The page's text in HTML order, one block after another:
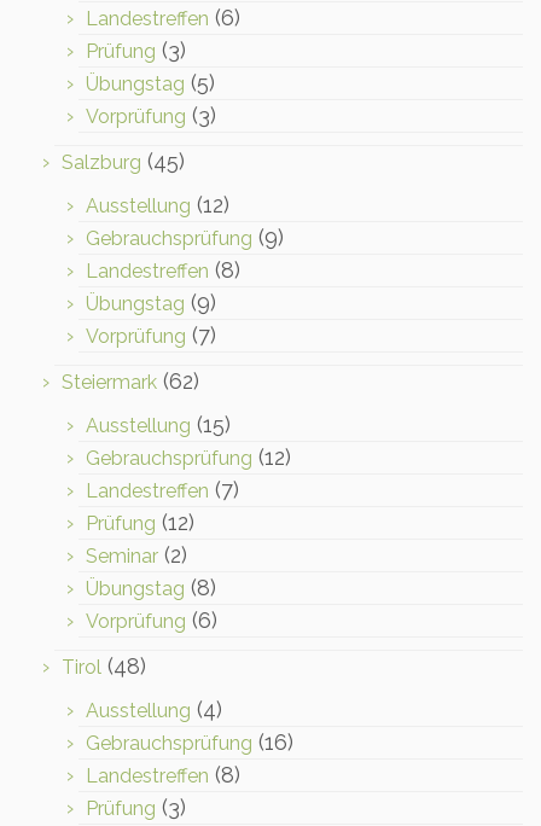
Landestreffen (6)
Prüfung (3)
Übungstag (5)
Vorprüfung (3)
Salzburg (45)
Ausstellung (12)
Gebrauchsprüfung (9)
Landestreffen (8)
Übungstag (9)
Vorprüfung (7)
Steiermark (62)
Ausstellung (15)
Gebrauchsprüfung (12)
Landestreffen (7)
Prüfung (12)
Seminar (2)
Übungstag (8)
Vorprüfung (6)
Tirol (48)
Ausstellung (4)
Gebrauchsprüfung (16)
Landestreffen (8)
Prüfung (3)